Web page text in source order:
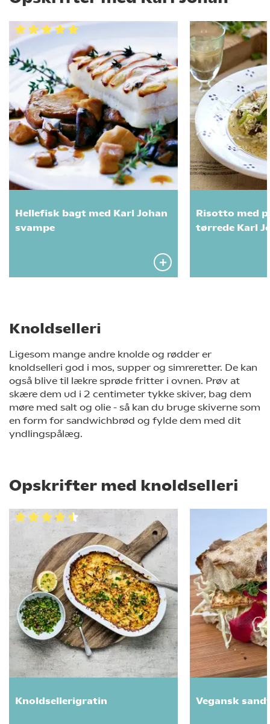
Hellefisk bagt med Karl Johan
svampe
Risotto med
tørrede Karl
Knoldselleri
Ligesom mange andre knolde og rødder er
knoldselleri god i mos, supper og simreretter. De kan
også blive til lækre sprøde fritter i ovnen. Prøv at
skære dem ud i 2 centimeter tykke skiver, bag dem
møre med salt og olie - så kan du bruge skiverne som
en form for sandwichbrød og fylde dem med dit
yndlingspålæg.
Opskrifter med knoldselleri
Knoldsellerigratin Vegansk